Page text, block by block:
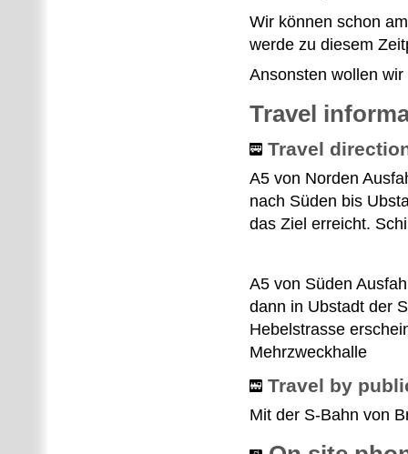
Wir können schon
werde zu diesem
Ansonsten wollen
Travel
Travel
A5 von Norden
nach Süden bis
das Ziel erreicht.
A5 von Süden
dann in Ubstadt der
Hebelstrasse
Mehrzweckhalle
Travel by
Mit der S-Bahn von